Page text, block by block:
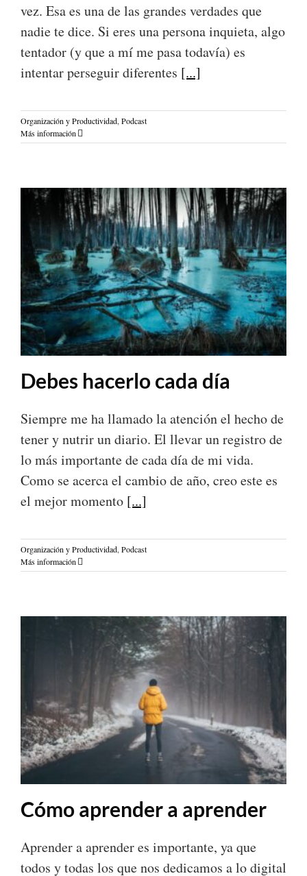
vez. Esa es una de las grandes verdades que
nadie te dice. Si eres una persona inquieta, algo
tentador (y que a mí me pasa todavía) es
intentar perseguir diferentes [...]
Organización y Productividad, Podcast
Más información
Debes hacerlo cada día
Siempre me ha llamado la atención el hecho de
tener y nutrir un diario. El llevar un registro de
lo más importante de cada día de mi vida.
Como se acerca el cambio de año, creo este es
el mejor momento [...]
Organización y Productividad, Podcast
Más información
Cómo aprender a aprender
Aprender a aprender es importante, ya que
todos y todas los que nos dedicamos a lo digital